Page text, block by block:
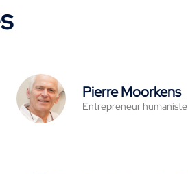
Pierre Moorkens
Entrepreneur humaniste